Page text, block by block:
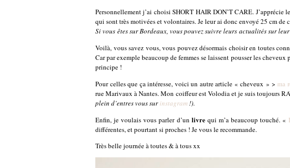
Personnellement j’ai choisi SHORT HAIR DON’T CARE. J’apprécie
qui sont très motivées et volontaires. Je leur ai donc envoyé 25 cm de
Si vous êtes sur Bordeaux, vous pouvez suivre leurs actualités sur
Voilà, vous savez vous, vous pouvez désormais choisir en toutes
Car par exemple beaucoup de femmes se laissent pousser les
principe !
Pour celles que ça intéresse, voici un autre article « cheveux » > ma
rue Marivaux à Nantes. Mon coiffeur est Volodia et je suis toujours
plein d’entres vous surinstagram!).
Enfin, je voulais vous parler d’un livrequi m’a beaucoup touché. «
différentes, et pourtant si proches ! Je vous le recommande.
Très belle journée à toutes & à tous xx